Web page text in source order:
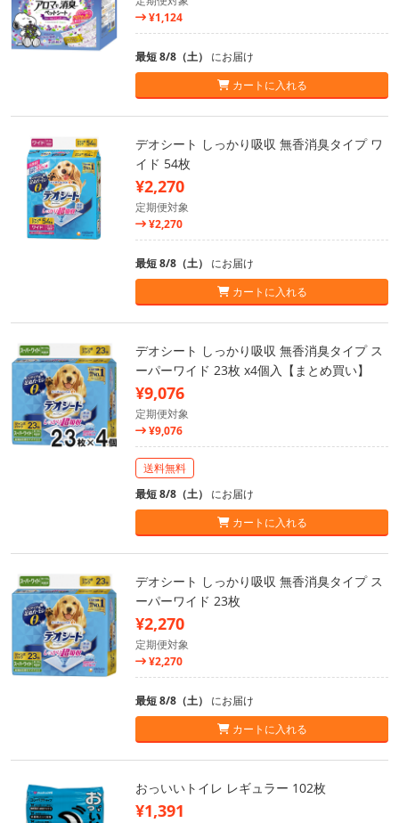
¥1,124
最短 8/8（土） にお届け
カートに入れる
デオシート しっかり吸収 無香消臭タイプ ワ
イド 54枚
¥2,270
定期便対象
¥2,270
最短 8/8（土） にお届け
カートに入れる
デオシート しっかり吸収 無香消臭タイプ ス
ーパーワイド 23枚 x4個入【まとめ買い】
¥9,076
定期便対象
¥9,076
送料無料
最短 8/8（土） にお届け
カートに入れる
デオシート しっかり吸収 無香消臭タイプ ス
ーパーワイド 23枚
¥2,270
定期便対象
¥2,270
最短 8/8（土） にお届け
カートに入れる
おっいいトイレ レギュラー 102枚
¥1,391